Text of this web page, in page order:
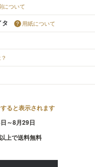
について
用紙について
ると表示されます
～8月29日
上で送料無料